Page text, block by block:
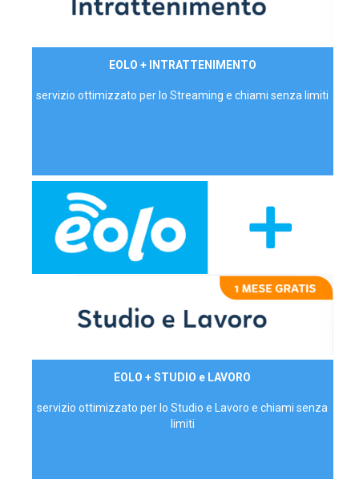
EOLO + INTRATTENIMENTO
servizio ottimizzato per lo Streaming e chiami senza limiti
EOLO + STUDIO e LAVORO
servizio ottimizzato per lo Studio e Lavoro e chiami senza
limiti